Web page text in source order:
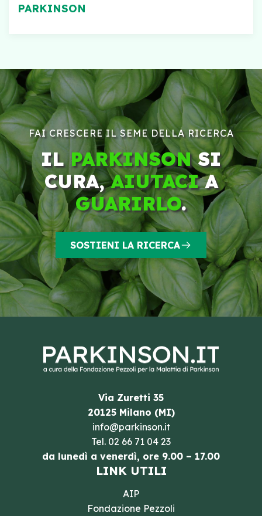
PARKINSON
FAI CRESCERE IL SEME DELLA RICERCA
ILPARKINSONSI
CURA,AIUTACIA
GUARIRLO.
SOSTIENI LA RICERCA
Via Zuretti 35
20125 Milano (MI)
info@parkinson.it
Tel. 02 66 71 04 23
da lunedì a venerdì, ore 9.00 – 17.00
LINK UTILI
AIP
Fondazione Pezzoli